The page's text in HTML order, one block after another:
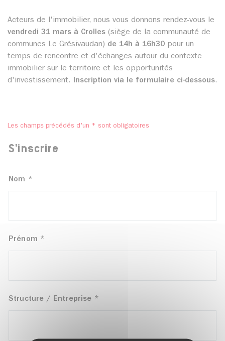
Acteurs de l'immobilier, nous vous donnons rendez-vous le
vendredi 31 mars à Crolles (siège de la communauté de
communes Le Grésivaudan) de 14h à 16h30 pour un
temps de rencontre et d'échanges autour du contexte
immobilier sur le territoire et les opportunités
d'investissement. Inscription via le formulaire ci-dessous.
Les champs précédés d'un * sont obligatoires
S'inscrire
Nom *
Prénom *
Structure / Entreprise *